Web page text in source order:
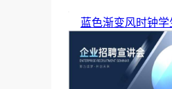
蓝色渐变风时钟